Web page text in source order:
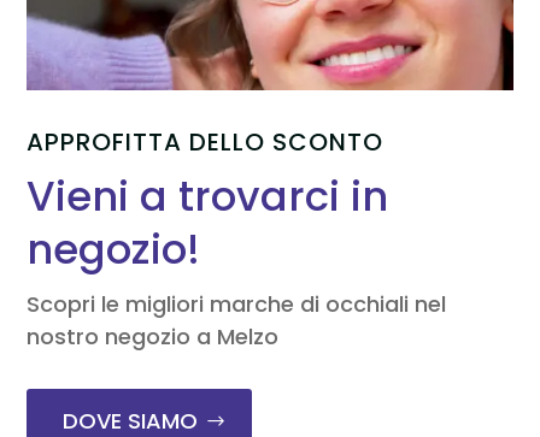
APPROFITTA DELLO SCONTO
Vieni a trovarci in
negozio!
Scopri le migliori marche di occhiali nel
nostro negozio a Melzo
DOVE SIAMO